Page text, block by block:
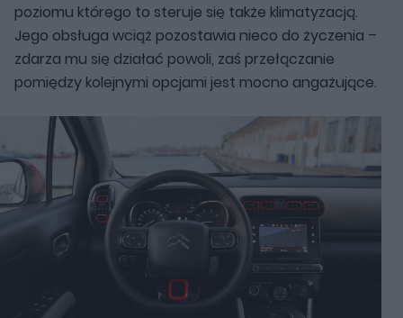
poziomu którego to steruje się także klimatyzacją.
Jego obsługa wciąż pozostawia nieco do życzenia –
zdarza mu się działać powoli, zaś przełączanie
pomiędzy kolejnymi opcjami jest mocno angażujące.